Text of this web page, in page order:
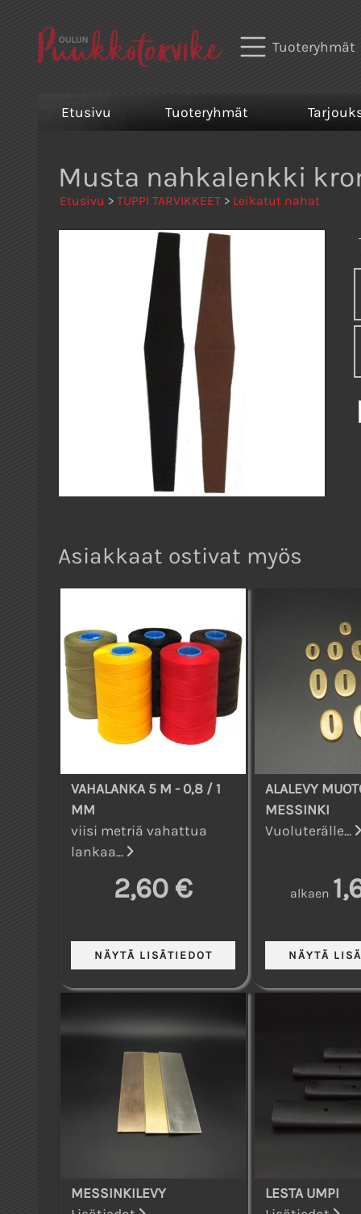
Tuoteryhmät
Etusivu Tuoteryhmät
Musta nahkalenkki
Etusivu > TUPPI TARVIKKEET > Leikatut nahat
Asiakkaat ostivat myös
VAHALANKA 5 M - 0,8 / 1
MM
viisi metriä vahattua
lankaa...
2,60 €
ALALEVY
MESSINKI
Vuoluterälle...
alkaen
MESSINKILEVY
LESTA UMPI